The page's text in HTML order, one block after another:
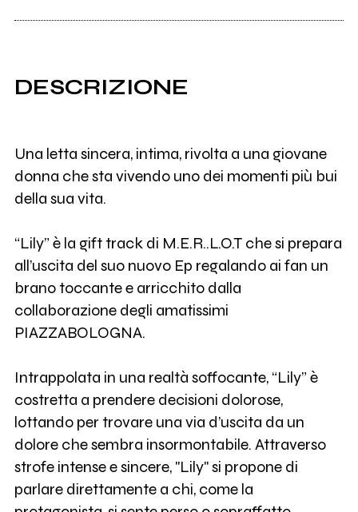
DESCRIZIONE
Una letta sincera, intima, rivolta a una giovane
donna che sta vivendo uno dei momenti più bui
della sua vita.
“Lily” è la gift track di M.E.R..L.O.T che si prepara
all’uscita del suo nuovo Ep regalando ai fan un
brano toccante e arricchito dalla
collaborazione degli amatissimi
PIAZZABOLOGNA.
Intrappolata in una realtà soffocante, “Lily” è
costretta a prendere decisioni dolorose,
lottando per trovare una via d’uscita da un
dolore che sembra insormontabile. Attraverso
strofe intense e sincere, "Lily" si propone di
parlare direttamente a chi, come la